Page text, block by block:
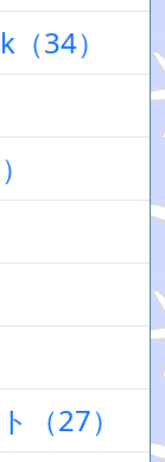
34）
（27）